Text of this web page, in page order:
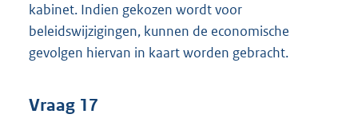
kabinet. Indien gekozen wordt voor
beleidswijzigingen, kunnen de economische
gevolgen hiervan in kaart worden gebracht.
Vraag 17